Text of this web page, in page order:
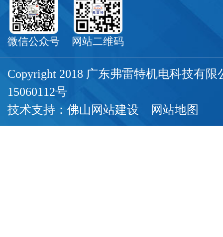
微信公众号 网站二维码
Copyright 2018 广东弗雷特机电科技有
15060112号
技术支持： 佛山网站建设 网站地图